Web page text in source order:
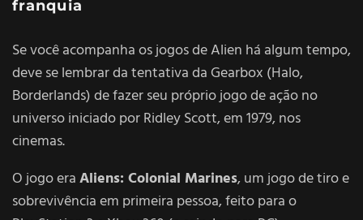
franquia
Se você acompanha os jogos de Alien há algum tempo,
deve se lembrar da tentativa da Gearbox (Halo,
Borderlands) de fazer seu próprio jogo de ação no
universo iniciado por Ridley Scott, em 1979, nos
cinemas.
O jogo eraAliens: Colonial Marines, um jogo de tiro e
sobrevivência em primeira pessoa, feito para o